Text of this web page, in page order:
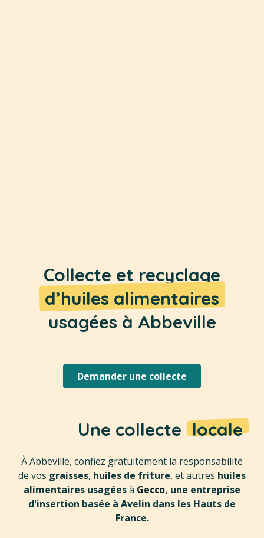
Collecte et recyclage
d’huiles alimentaires
usagées à Abbeville
Demander une collecte
Une collecte locale
À Abbeville, confiez gratuitement la responsabilité
de vos graisses, huiles de friture, et autres huiles
alimentaires usagéesà Gecco, une entreprise
d'insertion basée à Avelin dans les Hauts de
France.